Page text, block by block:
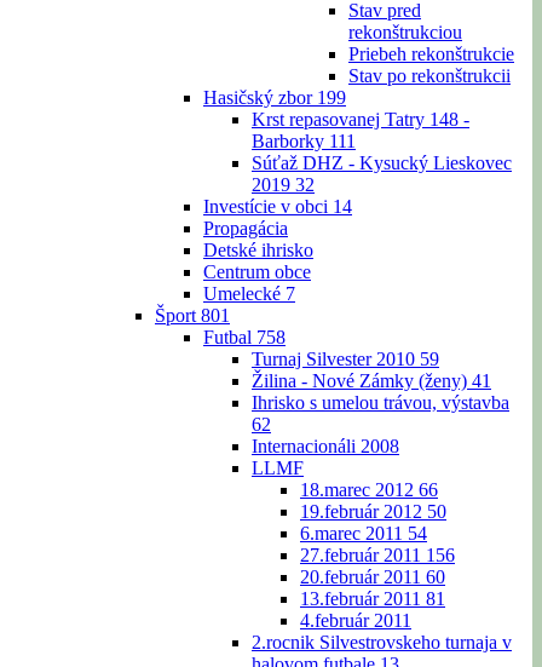
Stav pred
rekonštrukciou
Priebeh rekonštrukcie
Stav po rekonštrukcii
Hasičský zbor 199
Krst repasovanej Tatry 148 -
Barborky 111
Súťaž DHZ - Kysucký Lieskovec
2019 32
Investície v obci 14
Propagácia
Detské ihrisko
Centrum obce
Umelecké 7
Šport 801
Futbal 758
Turnaj Silvester 2010 59
Žilina - Nové Zámky (ženy) 41
Ihrisko s umelou trávou, výstavba
62
Internacionáli 2008
LLMF
18.marec 2012 66
19.február 2012 50
6.marec 2011 54
27.február 2011 156
20.február 2011 60
13.február 2011 81
4.február 2011
2.rocnik Silvestrovskeho turnaja v